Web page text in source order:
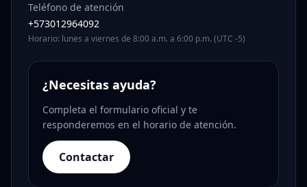
Teléfono de atención
+573012964092
Horario: lunes a viernes de 8:00 a.m. a 6:00 p.m. (UTC -5)
¿Necesitas ayuda?
Completa el formulario oficial y te
responderemos en el horario de atención.
Contactar